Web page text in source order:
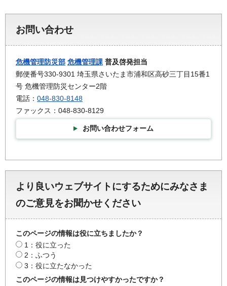
お問い合わせ
危機管理防災部 危機管理課 普及啓発担当
郵便番号330-9301 埼玉県さいたま市浦和区高砂三丁目15番1
号 危機管理防災センター2階
電話： 048-830-8148
ファックス：048-830-8129
お問い合わせフォーム
より良いウェブサイトにするためにみなさま
のご意見をお聞かせください
このページの情報は役に立ちましたか？
1：役に立った
2：ふつう
3：役に立たなかった
このページの情報は見つけやすかったですか？